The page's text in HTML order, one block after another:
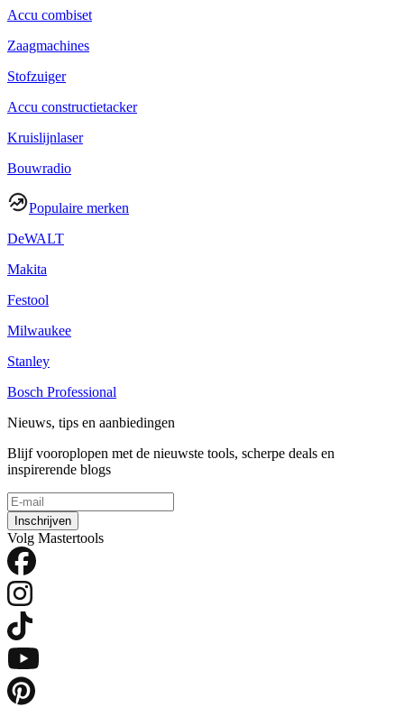
Accu combiset
Zaagmachines
Stofzuiger
Accu constructietacker
Kruislijnlaser
Bouwradio
Populaire merken
DeWALT
Makita
Festool
Milwaukee
Stanley
Bosch Professional
Nieuws, tips en aanbiedingen
Blijf vooroplopen met de nieuwste tools, scherpe deals en
inspirerende blogs
Inschrijven
Volg Mastertools